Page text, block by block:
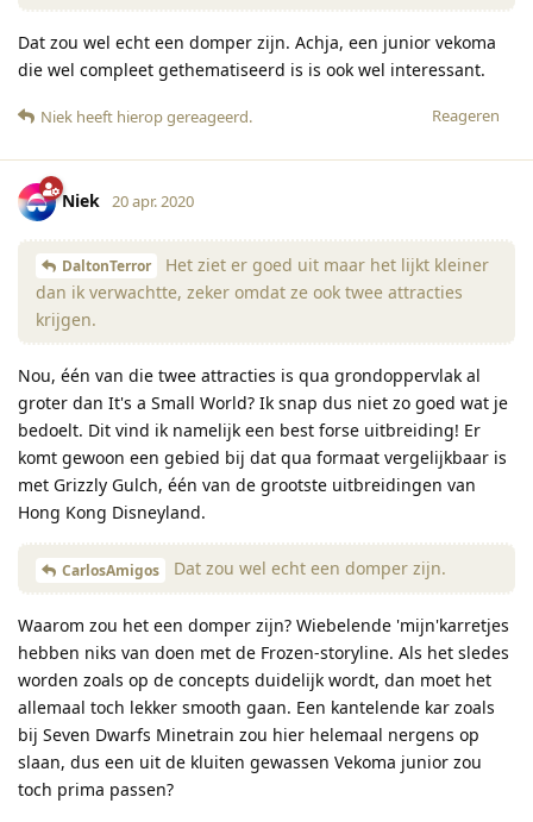
Dat zou wel echt een domper zijn. Achja, een junior vekoma
die wel compleet gethematiseerd is is ook wel interessant.
Reageren
Niek heeft hierop gereageerd.
Niek 20 apr. 2020
DaltonTerror
Het ziet er goed uit maar het lijkt kleiner
dan ik verwachtte, zeker omdat ze ook twee attracties
krijgen.
Nou, één van die twee attracties is qua grondoppervlak al
groter dan It's a Small World? Ik snap dus niet zo goed wat je
bedoelt. Dit vind ik namelijk een best forse uitbreiding! Er
komt gewoon een gebied bij dat qua formaat vergelijkbaar is
met Grizzly Gulch, één van de grootste uitbreidingen van
Hong Kong Disneyland.
CarlosAmigos Dat zou wel echt een domper zijn.
Waarom zou het een domper zijn? Wiebelende 'mijn'karretjes
hebben niks van doen met de Frozen-storyline. Als het sledes
worden zoals op de concepts duidelijk wordt, dan moet het
allemaal toch lekker smooth gaan. Een kantelende kar zoals
bij Seven Dwarfs Minetrain zou hier helemaal nergens op
slaan, dus een uit de kluiten gewassen Vekoma junior zou
toch prima passen?